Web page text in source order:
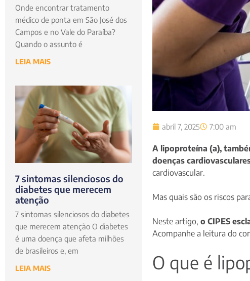
Onde encontrar tratamento
médico de ponta em São José dos
Campos e no Vale do Paraíba?
Quando o assunto é
LEIA MAIS
7 sintomas silenciosos do
diabetes que merecem
atenção
7 sintomas silenciosos do diabetes
que merecem atenção O diabetes
é uma doença que afeta milhões
de brasileiros e, em
LEIA MAIS
abril 7, 2025 7:00 am
A lipoproteína (a),
doenças
cardiovascular.
Mas quais são os riscos
Neste artigo, o CIPES
Acompanhe a leitura do
O que é